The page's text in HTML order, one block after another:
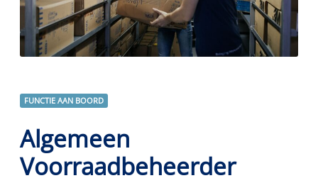
FUNCTIE AAN BOORD
Algemeen
Voorraadbeheerder